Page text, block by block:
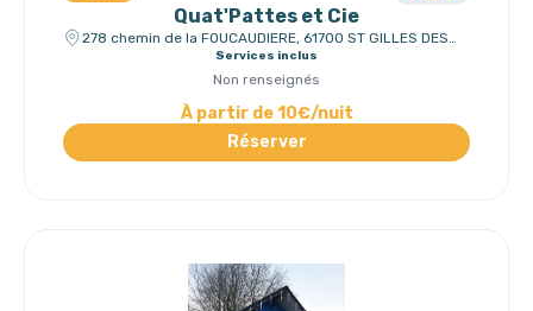
Quat'Pattes et Cie
278 chemin de la FOUCAUDIERE, 61700 ST GILLES DES
Services inclus
Non renseignés
À partir de 10€/nuit
Réserver